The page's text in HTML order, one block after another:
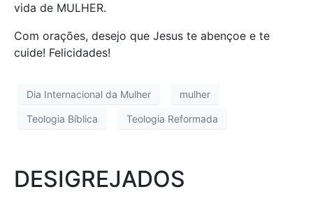
vida de MULHER.
Com orações, desejo que Jesus te abençoe e te
cuide! Felicidades!
Dia Internacional da Mulher mulher
Teologia Bíblica Teologia Reformada
DESIGREJADOS